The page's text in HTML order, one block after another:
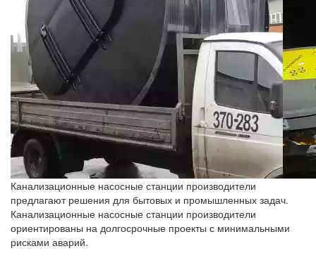
Канализационные насосные станции производители
предлагают решения для бытовых и промышленных задач.
Канализационные насосные станции производители
ориентированы на долгосрочные проекты с минимальными
рисками аварий.